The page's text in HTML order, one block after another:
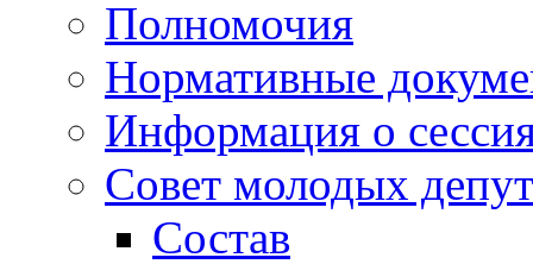
Полномочия
Нормативные
Информация о
Совет молодых
Состав